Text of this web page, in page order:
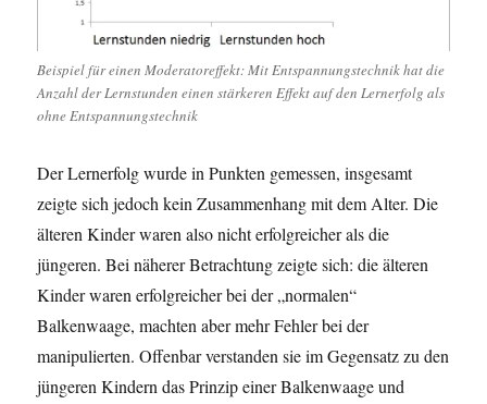
Beispiel für einen Moderatoreffekt: Mit Entspannungstechnik hat die
Anzahl der Lernstunden einen stärkeren Effekt auf den Lernerfolg als
ohne Entspannungstechnik
Der Lernerfolg wurde in Punkten gemessen, insgesamt
zeigte sich jedoch kein Zusammenhang mit dem Alter. Die
älteren Kinder waren also nicht erfolgreicher als die
jüngeren. Bei näherer Betrachtung zeigte sich: die älteren
Kinder waren erfolgreicher bei der „normalen“
Balkenwaage, machten aber mehr Fehler bei der
manipulierten. Offenbar verstanden sie im Gegensatz zu den
jüngeren Kindern das Prinzip einer Balkenwaage und